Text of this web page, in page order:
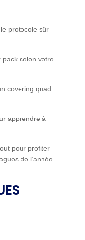
protocole sûr
pack selon votre
covering quad
apprendre à
pour profiter
de l’année